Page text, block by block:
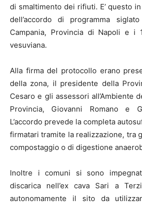
di smaltimento dei rifiuti. E’ questo
dell’accordo di programma
Campania, Provincia di Napoli e i
vesuviana.
Alla firma del protocollo erano
della zona, il presidente della
Cesaro e gli assessori all’Ambiente
Provincia, Giovanni Romano e
L’accordo prevede la completa
firmatari tramite la realizzazione, tra
compostaggio o di digestione
Inoltre i comuni si sono
discarica nell’ex cava Sari a
autonomamente il sito da